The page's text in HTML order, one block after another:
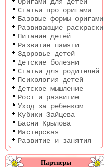
Статьи про оригами
Базовые формы оригами
Развивающие раскраски
Питание детей
Развитие памяти
Здоровье детей
Детские болезни
Статьи для родителей
Психология детей
Детское мышление
Рост и развитие
Уход за ребенком
Кубики Зайцева
Басни Крылова
Мастерская
Развитие и занятия
Партнеры